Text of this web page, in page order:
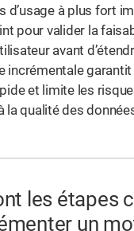
d’usage à plus fort
pour valider la
avant
incrémentale
et limite les
la qualité des
les étapes
un